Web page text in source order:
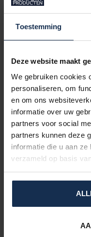
Toestemming
Deze website maakt
We gebruiken cookies
personaliseren, om
en om ons
informatie over uw
partners voor social
partners kunnen deze
informatie die u aan
verzameld op basis
MATÉRIAUX &
Les sous-gants sont
kit de nettoyage